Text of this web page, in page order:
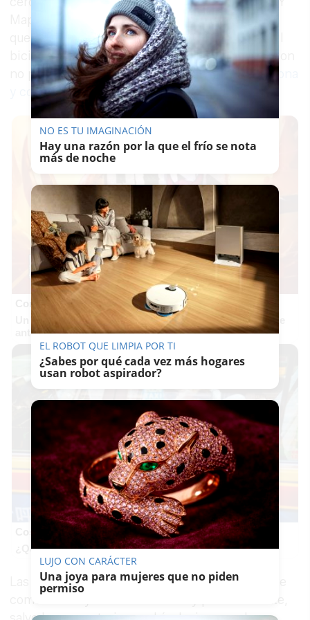
Mapfre se va a forrar haciendo seguros. Espero
que la salida entrada de coches no corte el carril
bici y este post sea solo un chiste", ha escrito con
no poca ironíaAlfonso Saborido, vecino de la zona
y columnista en lavozdelsur.es.
Corepunk MMORPG
Un verdadero MMORPG de la vieja escuela ¡Cómo los de
antes, pero mejor!
Costumbres que no creerás
¿Qué pensarías si esto fuera normal en tu país?
Las obras marchan a un gran ritmo, toda vez que
comenzaron ya arrancado 2022 y prácticamente,
NO ES TU IMAGINACIÓN
Hay una razón por la que el frío se nota
más de noche
EL ROBOT QUE LIMPIA POR TI
¿Sabes por qué cada vez más hogares
usan robot aspirador?
LUJO CON CARÁCTER
Una joya para mujeres que no piden
permiso